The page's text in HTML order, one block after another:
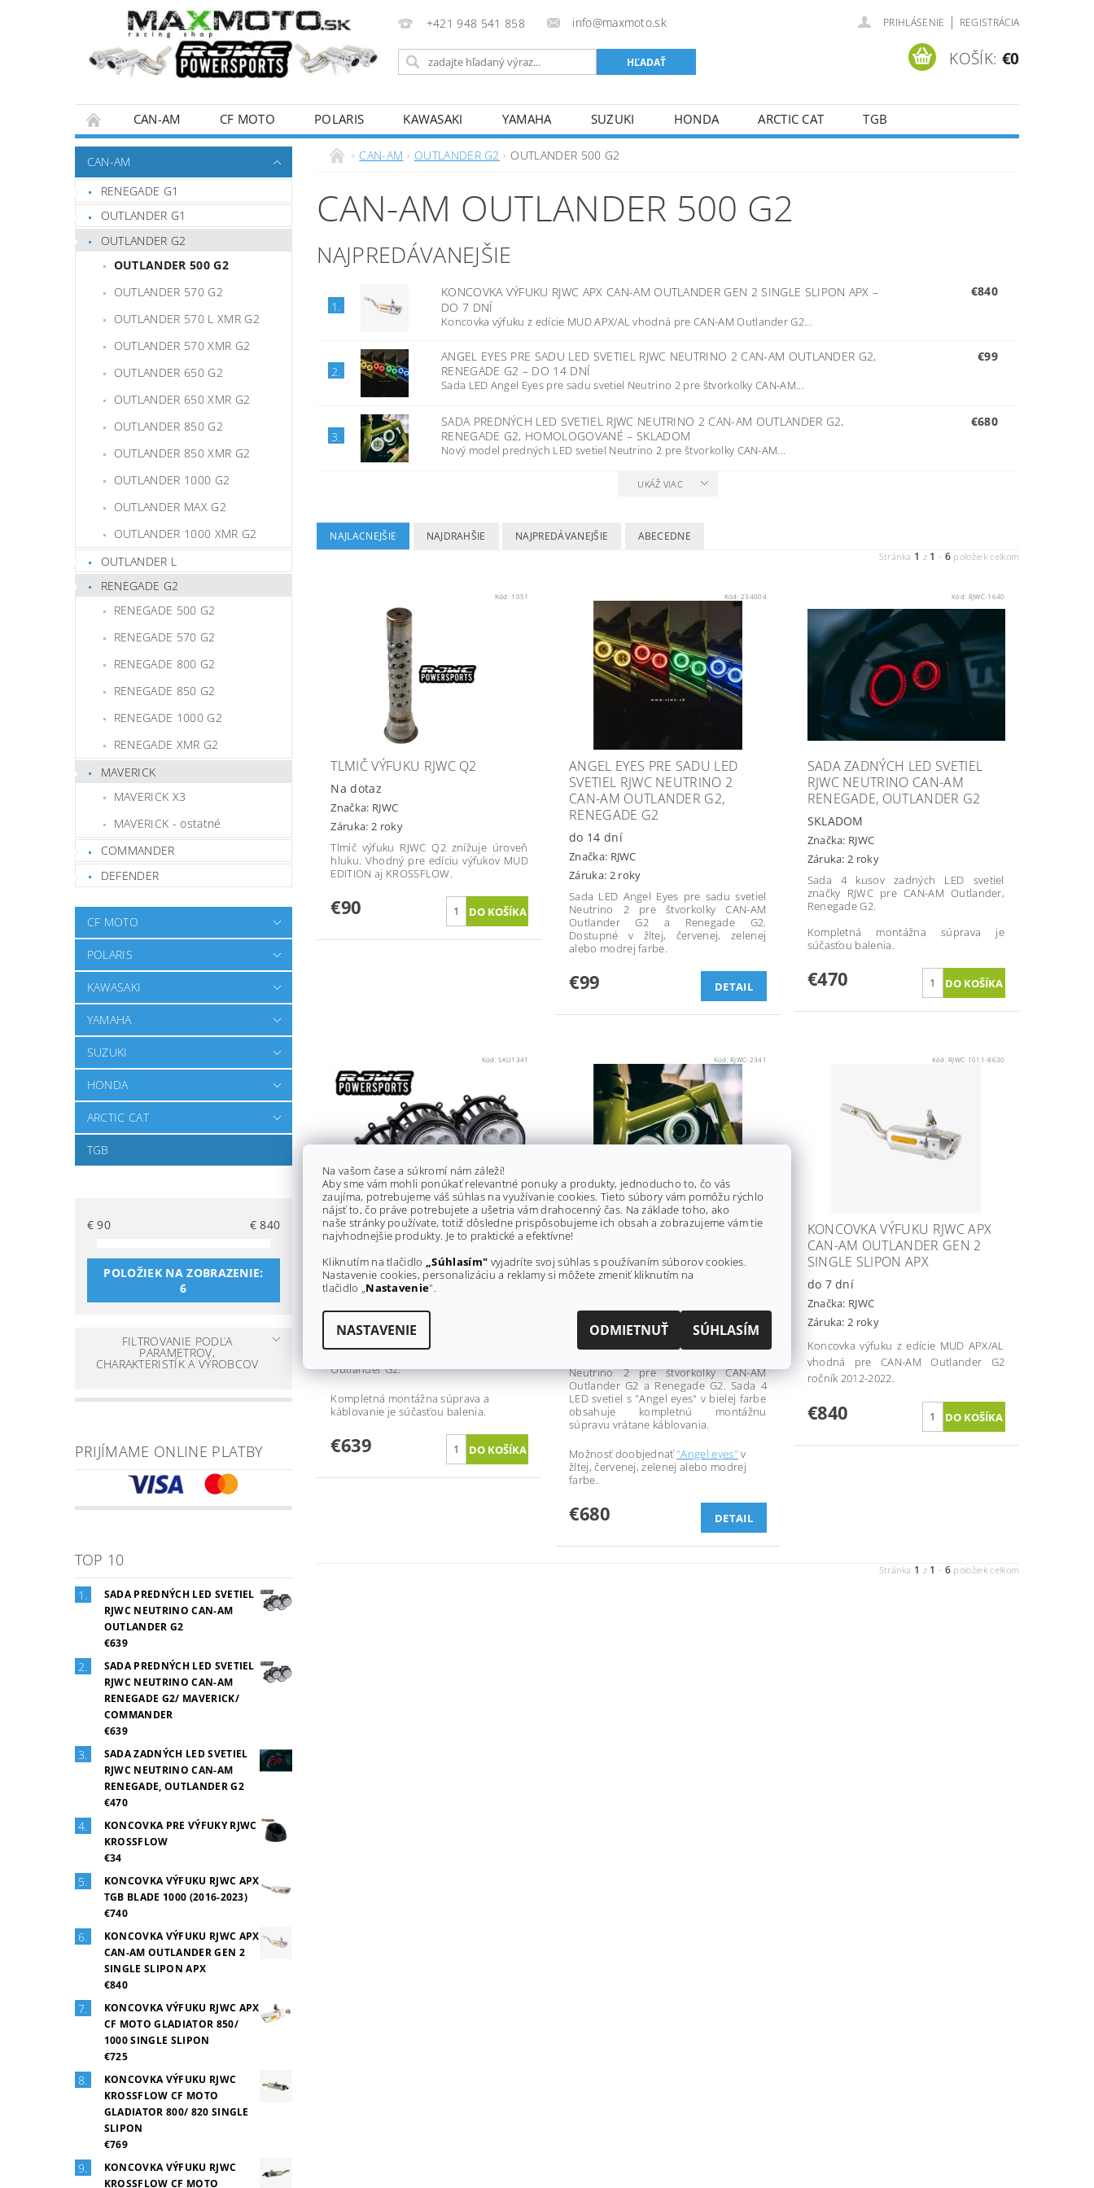
+421 948 541 858 info@maxmoto.sk PRIHLÁSENIE | REGISTRÁCIA
KOŠÍK: €0
CAN-AM CF MOTO POLARIS KAWASAKI YAMAHA SUZUKI HONDA ARCTIC CAT
TGB
KONTAKTY
OBCHODNÉ PODMIENKY
CAN-AM
RENEGADE G1
OUTLANDER G1
OUTLANDER G2
OUTLANDER 500 G2
OUTLANDER 570 G2
OUTLANDER 570 L XMR G2
OUTLANDER 570 XMR G2
OUTLANDER 650 G2
OUTLANDER 650 XMR G2
OUTLANDER 850 G2
OUTLANDER 850 XMR G2
OUTLANDER 1000 G2
OUTLANDER MAX G2
OUTLANDER 1000 XMR G2
OUTLANDER L
RENEGADE G2
RENEGADE 500 G2
RENEGADE 570 G2
RENEGADE 800 G2
RENEGADE 850 G2
RENEGADE 1000 G2
RENEGADE XMR G2
MAVERICK
MAVERICK X3
MAVERICK - ostatné
COMMANDER
DEFENDER
CF MOTO
POLARIS
KAWASAKI
YAMAHA
SUZUKI
HONDA
ARCTIC CAT
TGB
€90 €840
POLOŽIEK NA ZOBRAZENIE:
6
FILTROVANIE PODĽA
PARAMETROV,
CHARAKTERISTÍK A VÝROBCOV
PRIJÍMAME ONLINE PLATBY
TOP 10
SADA PREDNÝCH LED SVETIEL
RJWC NEUTRINO CAN-AM
OUTLANDER G2
€639
SADA PREDNÝCH LED SVETIEL
RJWC NEUTRINO CAN-AM
RENEGADE G2/ MAVERICK/
COMMANDER
€639
SADA ZADNÝCH LED SVETIEL
RJWC NEUTRINO CAN-AM
RENEGADE, OUTLANDER G2
€470
KONCOVKA PRE VÝFUKY RJWC
KROSSFLOW
€34
KONCOVKA VÝFUKU RJWC APX
TGB BLADE 1000 (2016-2023)
€740
KONCOVKA VÝFUKU RJWC APX
CAN-AM OUTLANDER GEN 2
SINGLE SLIPON APX
€840
KONCOVKA VÝFUKU RJWC APX
CF MOTO GLADIATOR 850/
1000 SINGLE SLIPON
€725
KONCOVKA VÝFUKU RJWC
KROSSFLOW CF MOTO
GLADIATOR 800/ 820 SINGLE
SLIPON
€769
KONCOVKA VÝFUKU RJWC
KROSSFLOW CF MOTO
CAN-AM OUTLANDER G2 OUTLANDER 500 G2
CAN-AM OUTLANDER 500 G2
NAJPREDÁVANEJŠIE
1.
KONCOVKA VÝFUKU RJWC APX CAN-AM OUTLANDER GEN 2 SINGLE SLIPON APX–
DO 7 DNÍ
Koncovka výfuku z edície MUD APX/AL vhodná pre CAN-AM Outlander G2...
€840
2.
ANGEL EYES PRE SADU LED SVETIEL RJWC NEUTRINO 2 CAN-AM OUTLANDER G2,
RENEGADE G2 – DO 14 DNÍ
Sada LED Angel Eyes pre sadu svetiel Neutrino 2 pre štvorkolky CAN-AM...
€99
3.
SADA PREDNÝCH LED SVETIEL RJWC NEUTRINO 2 CAN-AM OUTLANDER G2,
RENEGADE G2, HOMOLOGOVANÉ– SKLADOM
Nový model predných LED svetiel Neutrino 2 pre štvorkolky CAN-AM...
€680
UKÁŽ VIAC
NAJLACNEJŠIE NAJDRAHŠIE NAJPREDÁVANEJŠIE ABECEDNE
Stránka 1 z 1 - 6 položiek celkom
Kód: 1051
TLMIČ VÝFUKU RJWC Q2
Na dotaz
Značka: RJWC
Záruka: 2 roky
Tlmič výfuku RJWC Q2 znížuje úroveň
hluku. Vhodný pre edíciu výfukov MUD
EDITION aj KROSSFLOW.
€90
Kód:234004
ANGEL EYES PRE SADU LED
SVETIEL RJWC NEUTRINO 2
CAN-AM OUTLANDER G2,
RENEGADE G2
do 14 dní
Značka: RJWC
Záruka: 2 roky
Sada LED Angel Eyes pre sadu svetiel
Neutrino 2 pre štvorkolky CAN-AM
Outlander G2 a Renegade G2.
Dostupné v žltej, červenej, zelenej
alebo modrej farbe.
€99 DETAIL
Kód: RJWC-1640
SADA ZADNÝCH LED SVETIEL
RJWC NEUTRINO CAN-AM
RENEGADE, OUTLANDER G2
SKLADOM
Značka: RJWC
Záruka: 2 roky
Sada 4 kusov zadných LED svetiel
značky RJWC pre CAN-AM Outlander,
Renegade G2.
Kompletná montážna súprava je
súčasťou balenia.
€470
Kód:SKU1341
SADA PREDNÝCH LED SVETIEL
RJWC NEUTRINO CAN-AM
OUTLANDER G2
do 14 dní
Záruka: 2 roky
Sada 4 kusov predných LED svetiel
Outlander G2.
Kompletná montážna súprava a
káblovanie je súčasťou balenia.
€639
Kód:RJWC-2341
SADA PREDNÝCH LED SVETIEL
RJWC NEUTRINO 2 CAN-AM
OUTLANDER G2, RENEGADE G2,
HOMOLOGOVANÉ
Záruka: 2 roky
Neutrino 2 pre štvorkolky CAN-AM
Outlander G2 a Renegade G2. Sada 4
LED svetiel s "Angel eyes" v bielej farbe
obsahuje kompletnú montážnu
súpravu vrátane káblovania.
Možnosť doobjednať"Angel eyes" v
žltej, červenej, zelenej alebo modrej
farbe.
€680 DETAIL
Kód:RJWC-1011-8630
KONCOVKA VÝFUKU RJWC APX
CAN-AM OUTLANDER GEN 2
SINGLE SLIPON APX
do 7 dní
Značka: RJWC
Záruka: 2 roky
Koncovka výfuku z edície MUD APX/AL
vhodná pre CAN-AM Outlander G2
ročník 2012-2022.
€840
Stránka 1 z 1 - 6 položiek celkom
Na vašom čase a súkromí nám záleží!
Aby sme vám mohli ponúkať relevantné ponuky a produkty, jednoducho to, čo vás
zaujíma, potrebujeme váš súhlas na využívanie cookies. Tieto súbory vám pomôžu rýchlo
nájsť to, čo práve potrebujete a ušetria vám drahocenný čas. Na základe toho, ako
naše stránky používate, totiž dôsledne prispôsobujeme ich obsah a zobrazujeme vám tie
najvhodnejšie produkty. Je to praktické a efektívne!
Kliknutím na tlačidlo „Súhlasím" vyjadríte svoj súhlas s používaním súborov cookies.
Nastavenie cookies, personalizáciu a reklamy si môžete zmeniť kliknutím na
tlačidlo „Nastavenie".
NASTAVENIE ODMIETNUŤ SÚHLASÍM